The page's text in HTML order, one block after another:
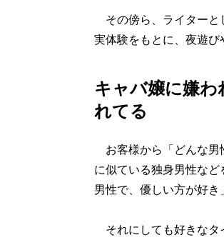
その傍ら、ライターと
実体験をもとに、夜遊び
キャバ嬢に嫌
れてる
お客様から「どんな男
に似ている独身男性な
男性で、優しい方が好き
それにしても好きなタ